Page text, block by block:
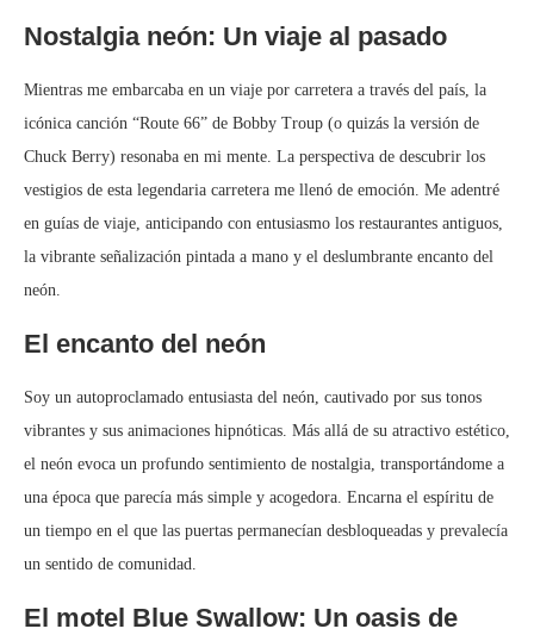
Nostalgia neón: Un viaje al pasado
Mientras me embarcaba en un viaje por carretera a través del país, la
icónica canción “Route 66” de Bobby Troup (o quizás la versión de
Chuck Berry) resonaba en mi mente. La perspectiva de descubrir los
vestigios de esta legendaria carretera me llenó de emoción. Me adentré
en guías de viaje, anticipando con entusiasmo los restaurantes antiguos,
la vibrante señalización pintada a mano y el deslumbrante encanto del
neón.
El encanto del neón
Soy un autoproclamado entusiasta del neón, cautivado por sus tonos
vibrantes y sus animaciones hipnóticas. Más allá de su atractivo estético,
el neón evoca un profundo sentimiento de nostalgia, transportándome a
una época que parecía más simple y acogedora. Encarna el espíritu de
un tiempo en el que las puertas permanecían desbloqueadas y prevalecía
un sentido de comunidad.
El motel Blue Swallow: Un oasis de